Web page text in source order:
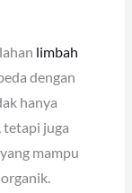
limbah
dengan
hanya
tetapi juga
mampu